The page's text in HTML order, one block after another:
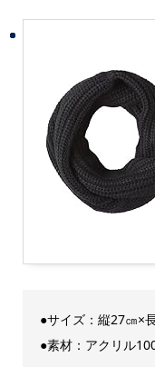
●サイズ：縦27㎝×
●素材：アクリル